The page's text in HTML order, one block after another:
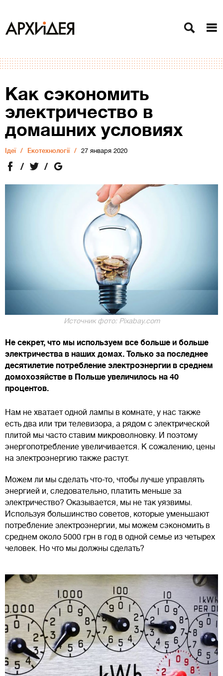
Как сэкономить
электричество в
домашних условиях
Ідеї Екотехнології 27 января 2020
Источник фото: Pixabay.com
Не секрет, что мы используем все больше и больше
электричества в наших домах. Только за последнее
десятилетие потребление электроэнергии в среднем
домохозяйстве в Польше увеличилось на 40
процентов.
Нам не хватает одной лампы в комнате, у нас также
есть два или три телевизора, а рядом с электрической
плитой мы часто ставим микроволновку. И поэтому
энергопотребление увеличивается. К сожалению, цены
на электроэнергию также растут.
Можем ли мы сделать что-то, чтобы лучше управлять
энергией и, следовательно, платить меньше за
электричество? Оказывается, мы не так уязвимы.
Используя большинство советов, которые уменьшают
потребление электроэнергии, мы можем сэкономить в
среднем около 5000 грн в год в одной семье из четырех
человек. Но что мы должны сделать?